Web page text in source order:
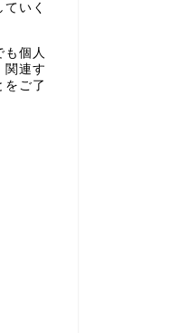
いく
個人
関連す
をご了